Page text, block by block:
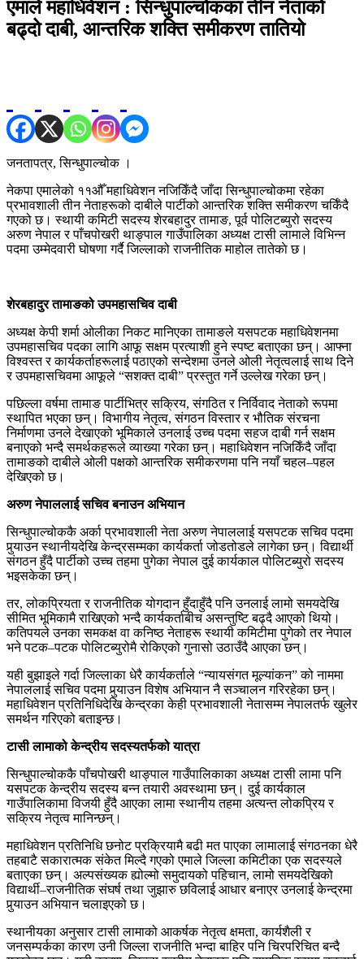
एमाले महाधिवेशन : सिन्धुपाल्चोकका तीन नेताको
बढ्दो दाबी, आन्तरिक शक्ति समीकरण तातियो
जनतापत्र, सिन्धुपाल्चोक ।
नेकपा एमालेको ११औँ महाधिवेशन नजिकिँदै जाँदा सिन्धुपाल्चोकमा रहेका
प्रभावशाली तीन नेताहरूको दाबीले पार्टीको आन्तरिक शक्ति समीकरण चर्किँदै
गएको छ। स्थायी कमिटी सदस्य शेरबहादुर तामाङ, पूर्व पोलिटब्युरो सदस्य
अरुण नेपाल र पाँचपोखरी थाङ्पाल गाउँपालिका अध्यक्ष टासी लामाले विभिन्न
पदमा उम्मेदवारी घोषणा गर्दै जिल्लाको राजनीतिक माहोल तातेकाे छ।
शेरबहादुर तामाङको उपमहासचिव दाबी
अध्यक्ष केपी शर्मा ओलीका निकट मानिएका तामाङले यसपटक महाधिवेशनमा
उपमहासचिव पदका लागि आफू सक्षम प्रत्याशी हुने स्पष्ट बताएका छन्। आफ्ना
विश्वस्त र कार्यकर्ताहरूलाई पठाएको सन्देशमा उनले ओली नेतृत्वलाई साथ दिने
र उपमहासचिवमा आफूले “सशक्त दाबी” प्रस्तुत गर्ने उल्लेख गरेका छन्।
पछिल्ला वर्षमा तामाङ पार्टीभित्र सक्रिय, संगठित र निर्विवाद नेताको रूपमा
स्थापित भएका छन्। विभागीय नेतृत्व, संगठन विस्तार र भौतिक संरचना
निर्माणमा उनले देखाएको भूमिकाले उनलाई उच्च पदमा सहज दाबी गर्न सक्षम
बनाएको भन्दै समर्थकहरूले व्याख्या गरेका छन्। महाधिवेशन नजिकिँदै जाँदा
तामाङको दाबीले ओली पक्षको आन्तरिक समीकरणमा पनि नयाँ चहल–पहल
देखिएको छ।
अरुण नेपाललाई सचिव बनाउन अभियान
सिन्धुपाल्चोककै अर्का प्रभावशाली नेता अरुण नेपाललाई यसपटक सचिव पदमा
पुर्‍याउन स्थानीयदेखि केन्द्रसम्मका कार्यकर्ता जोडतोडले लागेका छन्। विद्यार्थी
संगठन हुँदै पार्टीको उच्च तहमा पुगेका नेपाल दुई कार्यकाल पोलिटब्युरो सदस्य
भइसकेका छन्।
तर, लोकप्रियता र राजनीतिक योगदान हुँदाहुँदै पनि उनलाई लामो समयदेखि
सीमित भूमिकामै राखिएको भन्दै कार्यकर्ताबीच असन्तुष्टि बढ्दै आएको थियो।
कतिपयले उनका समकक्ष वा कनिष्ठ नेताहरू स्थायी कमिटीमा पुगेको तर नेपाल
भने पटक–पटक पोलिटब्युरोमै रोकिएको गुनासो उठाउँदै आएका छन्।
यही बुझाइले गर्दा जिल्लाका धेरै कार्यकर्ताले “न्यायसंगत मूल्यांकन” को नाममा
नेपाललाई सचिव पदमा पुर्‍याउन विशेष अभियान नै सञ्चालन गरिरहेका छन्।
महाधिवेशन प्रतिनिधिदेखि केन्द्रका केही प्रभावशाली नेतासम्म नेपालतर्फ खुलेर
समर्थन गरिएको बताइन्छ।
टासी लामाको केन्द्रीय सदस्यतर्फको यात्रा
सिन्धुपाल्चोककै पाँचपोखरी थाङ्पाल गाउँपालिकाका अध्यक्ष टासी लामा पनि
यसपटक केन्द्रीय सदस्य बन्न तयारी अवस्थामा छन्। दुई कार्यकाल
गाउँपालिकामा विजयी हुँदै आएका लामा स्थानीय तहमा अत्यन्त लोकप्रिय र
सक्रिय नेतृत्व मानिन्छन्।
महाधिवेशन प्रतिनिधि छनोट प्रक्रियामै बढी मत पाएका लामालाई संगठनका धेरै
तहबाटै सकारात्मक संकेत मिल्दै गएको एमाले जिल्ला कमिटीका एक सदस्यले
बताएका छन्। अल्पसंख्यक ह्योल्मो समुदायको पहिचान, लामो समयदेखिको
विद्यार्थी–राजनीतिक संघर्ष तथा जुझारु छविलाई आधार बनाएर उनलाई केन्द्रमा
पुर्‍याउन अभियान चलाइएको छ।
स्थानीयका अनुसार टासी लामाको आकर्षक नेतृत्व क्षमता, कार्यशैली र
जनसम्पर्कका कारण उनी जिल्ला राजनीति भन्दा बाहिर पनि चिरपरिचित बन्दै